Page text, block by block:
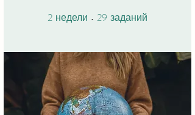
2 недели 2 недели
29 заданий